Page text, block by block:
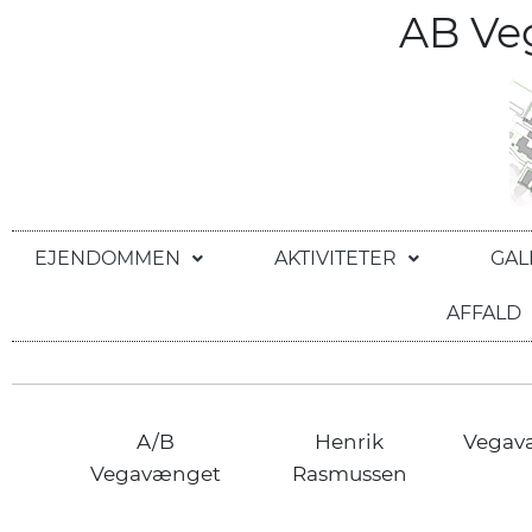
AB
EJENDOMMEN AKTIVITETER
AFFALD
A/B
Vegavænget
Henrik
Rasmussen